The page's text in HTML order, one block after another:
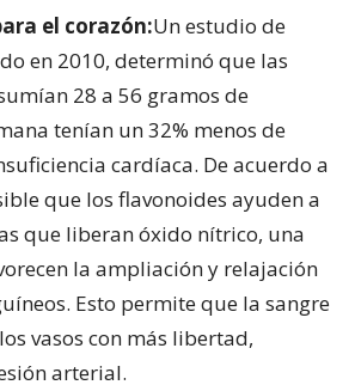
el corazón:Un estudio de
en 2010, determinó que las
28 a 56 gramos de
tenían un 32% menos de
cardíaca. De acuerdo a
que los flavonoides ayuden a
que liberan óxido nítrico, una
la ampliación y relajación
Esto permite que la sangre
vasos con más libertad,
arterial.